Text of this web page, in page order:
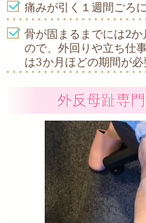
痛みが引く１週間ごろ
骨が固まるまでには2
ので、外回りや立ち仕
は3か月ほどの期間が必
外反母趾専